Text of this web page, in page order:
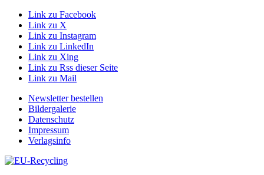
Link zu Facebook
Link zu X
Link zu Instagram
Link zu LinkedIn
Link zu Xing
Link zu Rss dieser Seite
Link zu Mail
Newsletter bestellen
Bildergalerie
Datenschutz
Impressum
Verlagsinfo